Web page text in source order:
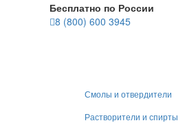
Бесплатно по России
8 (800) 600 3945
Смолы и отвердители
Растворители и спирты